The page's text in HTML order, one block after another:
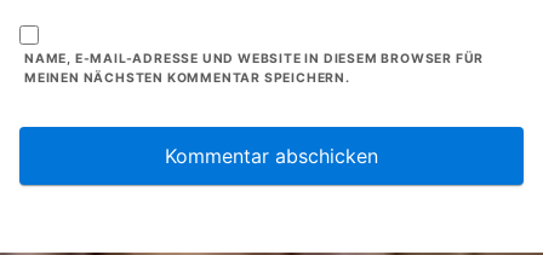
NAME, E-MAIL-ADRESSE UND WEBSITE IN DIESEM BROWSER FÜR
MEINEN NÄCHSTEN KOMMENTAR SPEICHERN.